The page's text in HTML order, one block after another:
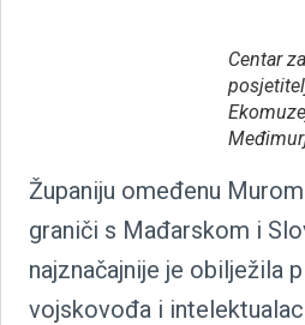
Centar za
Županiju omeđenu
graniči s Mađarskom i
najznačajnije je obilježila
vojskovođa i